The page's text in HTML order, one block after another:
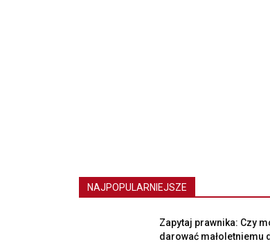
NAJPOPULARNIEJSZE
Zapytaj prawnika: Czy
darować małoletniemu